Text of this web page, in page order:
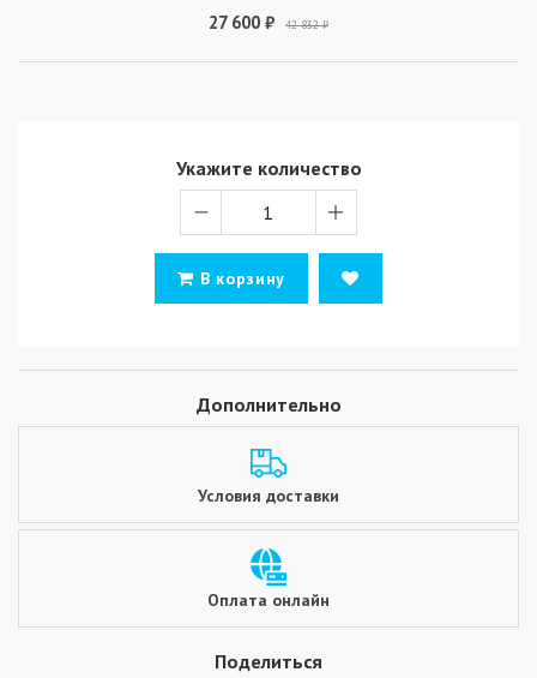
27 600 ₽ 42 832 ₽
Укажите количество
В корзину
Дополнительно
Условия доставки
Оплата онлайн
Поделиться